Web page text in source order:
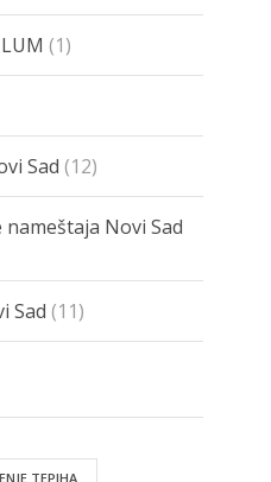
(1)
Sad (12)
Novi Sad
Sad (11)
TEPIHA